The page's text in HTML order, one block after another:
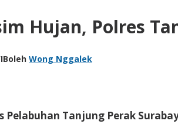
Hujan, Polres
oleh Wong Nggalek
Pelabuhan Tanjung Perak